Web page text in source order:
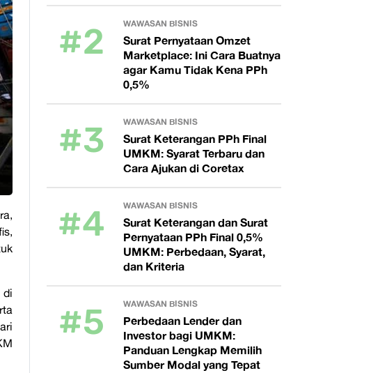
di
#2 WAWASAN BISNIS
Surat Pernyataan Omzet
Marketplace: Ini Cara Buatnya
agar Kamu Tidak Kena PPh
0,5%
#3 WAWASAN BISNIS
Surat Keterangan PPh Final
UMKM: Syarat Terbaru dan
Cara Ajukan di Coretax
#4 WAWASAN BISNIS
Surat Keterangan dan Surat
Pernyataan PPh Final 0,5%
UMKM: Perbedaan, Syarat,
dan Kriteria
#5 WAWASAN BISNIS
Perbedaan Lender dan
Investor bagi UMKM:
Panduan Lengkap Memilih
Sumber Modal yang Tepat